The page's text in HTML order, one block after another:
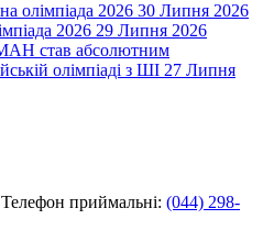
олімпіада 2026 30 Липня 2026
2026 29 Липня 2026
став абсолютним
олімпіаді з ШІ 27 Липня
Телефон приймальні: (044) 298-